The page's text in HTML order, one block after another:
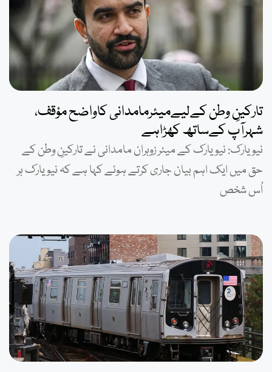
تارکینِ وطن کےلیےمیئرمامدانی کاواضح مؤقف،
شہرآپ کےساتھ کھڑاہے
نیویارک: نیویارک کے میئر زوہران مامدانی نے تارکینِ وطن کے
حق میں ایک اہم بیان جاری کرتے ہوئے کہا ہے کہ نیویارک ہر
اُس شخص